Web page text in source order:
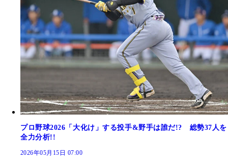
プロ野球2026「大化け」する投手&野手は誰だ!? 総勢37人を
全力分析!!
2026年05月15日 07:00